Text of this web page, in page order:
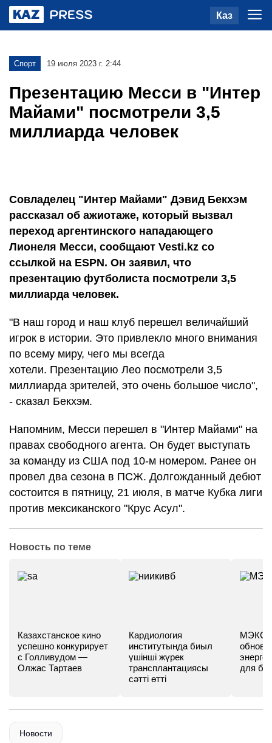
Каз
Спорт 19 июля 2023 г. 2:44
Презентацию Месси в "Интер
Майами" посмотрели 3,5
миллиарда человек
Совладелец "Интер Майами" Дэвид Бекхэм
рассказал об ажиотаже, который вызвал
переход аргентинского нападающего
Лионеля Месси, сообщают Vesti.kz со
ссылкой на ESPN. Он заявил, что
презентацию футболиста посмотрели 3,5
миллиарда человек.
"В наш город и наш клуб перешел величайший
игрок в истории. Это привлекло много внимания
по всему миру, чего мы всегда
хотели. Презентацию Лео посмотрели 3,5
миллиарда зрителей, это очень большое число",
- сказал Бекхэм.
Напомним, Месси перешел в "Интер Майами" на
правах свободного агента. Он будет выступать
за команду из США под 10-м номером. Ранее он
провел два сезона в ПСЖ. Долгожданный дебют
состоится в пятницу, 21 июля, в матче Кубка лиги
против мексиканского "Крус Асул".
Новость по теме
Казахстанское кино
успешно конкурирует
с Голливудом —
Олжас Тартаев
Кардиология
институтында биыл
үшінші жүрек
трансплантациясы
сәтті өтті
МЭКС -
для
Новости